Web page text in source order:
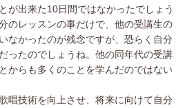
が出来た10日間ではなかったでしょう
のレッスンの事だけで、他の受講生の
なかったのが残念ですが、恐らく自分
ったのでしょうね。他の同年代の受講
からも多くのことを学んだのではない
唱技術を向上させ、将来に向けて自分